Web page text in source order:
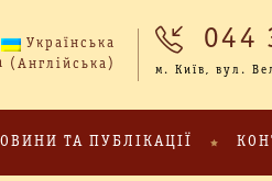
Українська
( Англійська )
044
м. Київ, вул.
ТА ПУБЛІКАЦІЇ